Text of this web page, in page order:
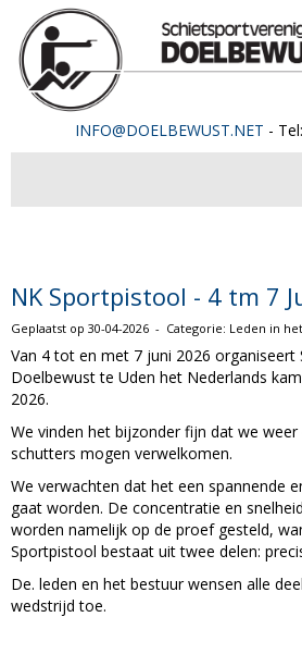
OFNI@DOELBEWUST.NET -
NK Sportpistool - 4 tm 7
Geplaatst op 30-04-2026 - Categorie: Leden in
Van 4 tot en met 7 juni 2026 organiseert
Doelbewust te Uden het Nederlands
2026.
We vinden het bijzonder fijn dat we
schutters mogen verwelkomen.
We verwachten dat het een spannende
gaat worden. De concentratie en
worden namelijk op de proef gesteld,
Sportpistool bestaat uit twee delen:
De. leden en het bestuur wensen alle
wedstrijd toe.